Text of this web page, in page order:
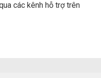
các kênh hỗ trợ trên